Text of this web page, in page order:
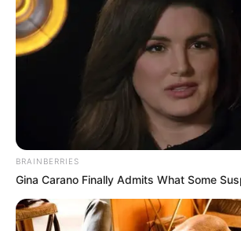
BRAINBERRIES
Gina Carano Finally Admits What Some